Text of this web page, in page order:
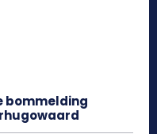
bommelding